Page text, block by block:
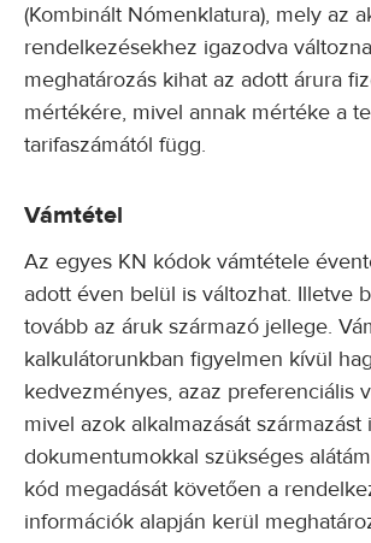
(Kombinált Nómenklatura), mely az
rendelkezésekhez igazodva
meghatározás kihat az adott árura
mértékére, mivel annak mértéke a
tarifaszámától függ.
Vámtétel
Az egyes KN kódok vámtétele
adott éven belül is változhat. Illetve
tovább az áruk származó jellege.
kalkulátorunkban figyelmen kívül
kedvezményes, azaz preferenciális
mivel azok alkalmazását származást
dokumentumokkal szükséges
kód megadását követően a
információk alapján kerül